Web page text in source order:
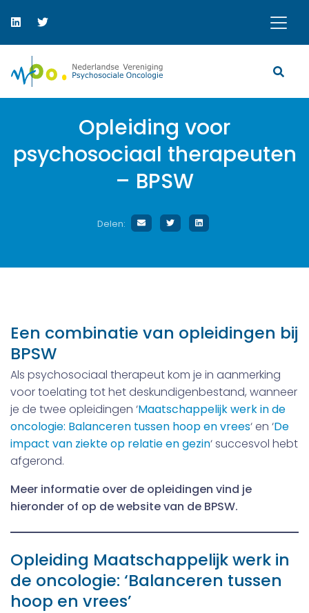
Opleiding voor
psychosociaal therapeuten
– BPSW
Delen:
Een combinatie van opleidingen bij
BPSW
Als psychosociaal therapeut kom je in aanmerking
voor toelating tot het deskundigenbestand, wanneer
je de twee opleidingen ‘Maatschappelijk werk in de
oncologie: Balanceren tussen hoop en vrees‘ en ‘De
impact van ziekte op relatie en gezin‘ succesvol hebt
afgerond.
Meer informatie over de opleidingen vind je
hieronder of op de website van de BPSW.
Opleiding Maatschappelijk werk in
de oncologie: ‘Balanceren tussen
hoop en vrees’